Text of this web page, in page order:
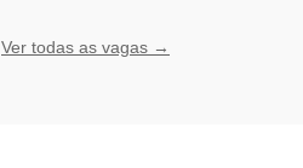
Ver todas as vagas →